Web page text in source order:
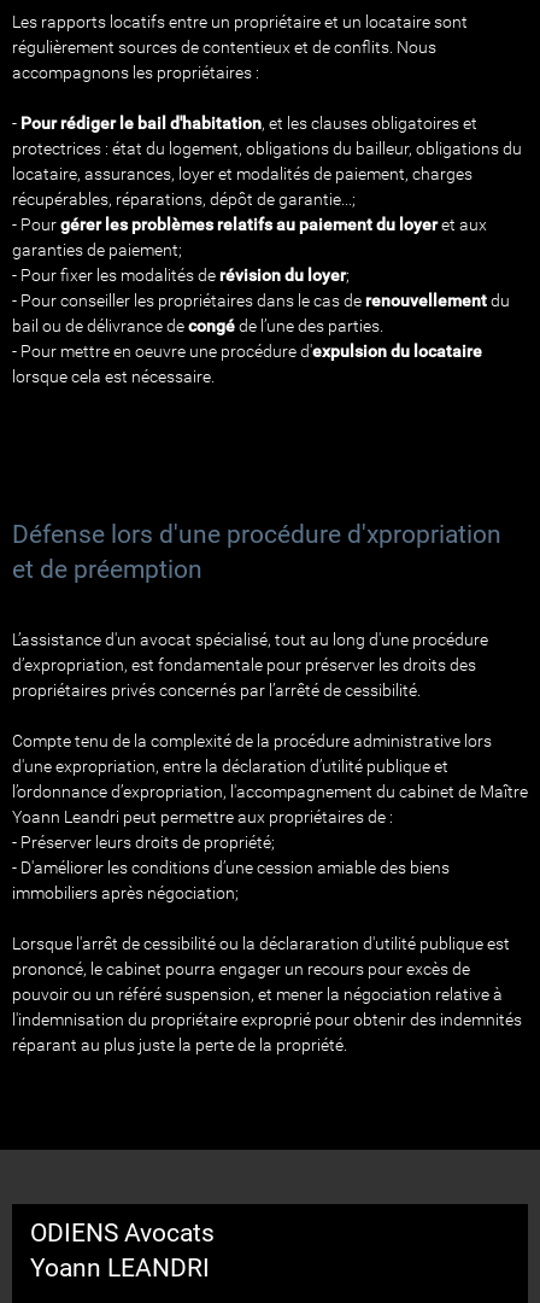
Les rapports locatifs entre un propriétaire et un locataire sont
régulièrement sources de contentieux et de conflits. Nous
accompagnons les propriétaires :
- Pour rédiger le bail d'habitation, et les clauses obligatoires et
protectrices : état du logement, obligations du bailleur, obligations du
locataire, assurances, loyer et modalités de paiement, charges
récupérables, réparations, dépôt de garantie...;
- Pourgérer les problèmes relatifs au paiement du loyeret aux
garanties de paiement;
- Pour fixer les modalités derévision du loyer;
- Pour conseiller les propriétaires dans le cas derenouvellementdu
bail ou de délivrance decongéde l’une des parties.
- Pour mettre en oeuvre une procédure d'expulsion du locataire
lorsque cela est nécessaire.
Défense lors d'une procédure d'xpropriation
et de préemption
L’assistance d'un avocat spécialisé, tout au long d'une procédure
d’expropriation, est fondamentale pour préserver les droits des
propriétaires privés concernés par l’arrêté de cessibilité.
Compte tenu de la complexité de la procédure administrative lors
d'une expropriation, entre la déclaration d’utilité publique et
l’ordonnance d’expropriation, l'accompagnement du cabinet de Maître
Yoann Leandri peut permettre aux propriétaires de :
- Préserver leurs droits de propriété;
- D'améliorer les conditions d’une cession amiable des biens
immobiliers après négociation;
Lorsque l'arrêt de cessibilité ou la déclararation d'utilité publique est
prononcé, le cabinet pourra engager un recours pour excès de
pouvoir ou un référé suspension, et mener la négociation relative à
l'indemnisation du propriétaire exproprié pour obtenir des indemnités
réparant au plus juste la perte de la propriété.
ODIENS Avocats
Yoann LEANDRI